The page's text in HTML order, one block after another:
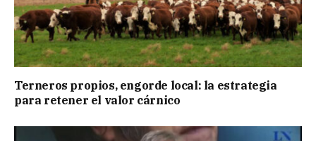
Terneros propios, engorde local: la estrategia
para retener el valor cárnico